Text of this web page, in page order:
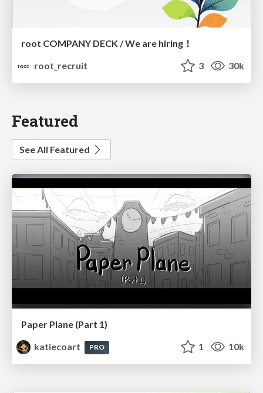
root COMPANY DECK / We are hiring！
root_recruit
3 30k
Featured
See All Featured
Paper Plane (Part 1)
katiecoart
PRO 1 10k